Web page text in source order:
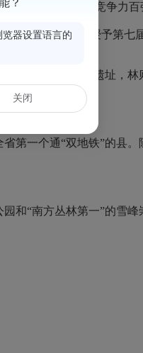
43位、中国综合竞争力
化工作领导小组授予第七
”的昙石山文化遗址，
第一个通“双地铁”的县
和“南方丛林第一”的雪峰
？
器设置语言的
关闭